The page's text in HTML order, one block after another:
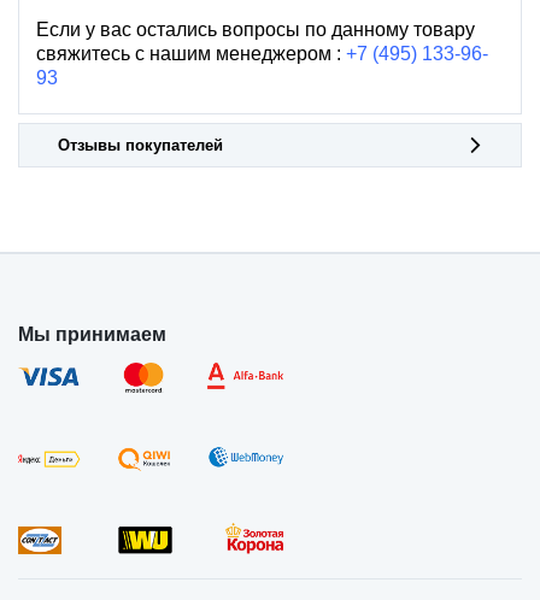
Если у вас остались вопросы по данному товару
свяжитесь с нашим менеджером : +7 (495) 133-96-
93
Отзывы покупателей
Мы принимаем